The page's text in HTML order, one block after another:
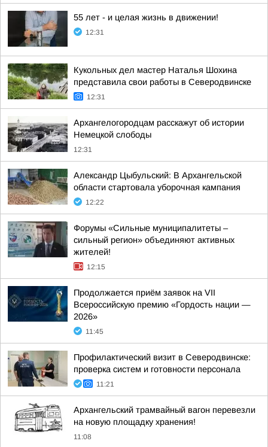
55 лет - и целая жизнь в движении!
12:31
Кукольных дел мастер Наталья Шохина
представила свои работы в Северодвинске
12:31
Архангелогородцам расскажут об истории
Немецкой слободы
12:31
Александр Цыбульский: В Архангельской
области стартовала уборочная кампания
12:22
Форумы «Сильные муниципалитеты –
сильный регион» объединяют активных
жителей!
12:15
Продолжается приём заявок на VII
Всероссийскую премию «Гордость нации —
2026»
11:45
Профилактический визит в Северодвинске:
проверка систем и готовности персонала
11:21
Архангельский трамвайный вагон перевезли
на новую площадку хранения!
11:08